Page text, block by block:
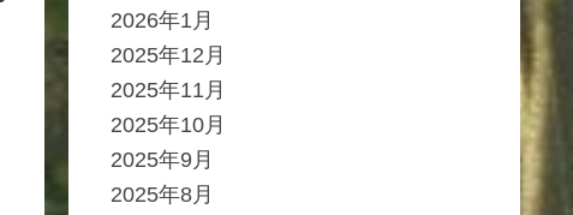
2026年1月
2025年12月
2025年11月
2025年10月
2025年9月
2025年8月